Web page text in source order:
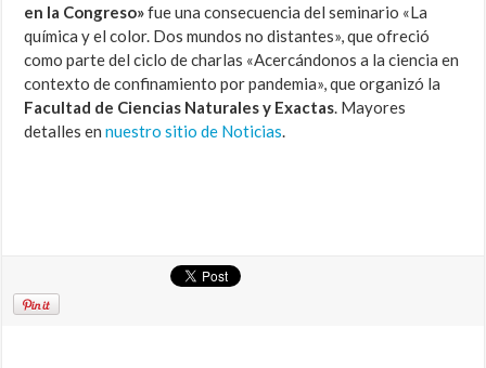
en la Congreso»fue una consecuencia del seminario «La
química y el color. Dos mundos no distantes», que ofreció
como parte del ciclo de charlas «Acercándonos a la ciencia en
contexto de confinamiento por pandemia», que organizó la
Facultad de Ciencias Naturales y Exactas. Mayores
detalles ennuestro sitio de Noticias.